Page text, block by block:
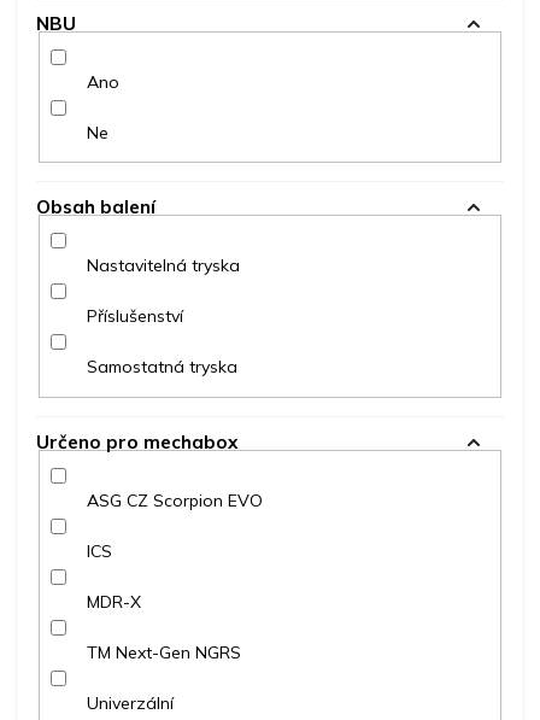
NBU
Ano
Ne
Obsah balení
Nastavitelná tryska
Příslušenství
Samostatná tryska
Určeno pro mechabox
ASG CZ Scorpion EVO
ICS
MDR-X
TM Next-Gen NGRS
Univerzální